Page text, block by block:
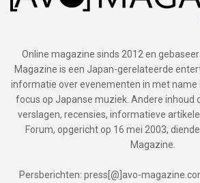
Online magazine sinds 2012 en
Magazine is een Japan-gerelateerde
informatie over evenementen in met name
focus op Japanse muziek. Andere inhoud
verslagen, recensies, informatieve
Forum, opgericht op 16 mei 2003,
Magazine.
Persberichten: press[@]avo-